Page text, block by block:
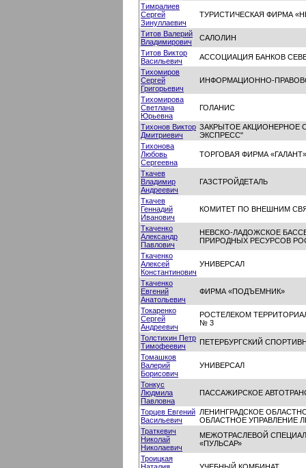
Тимралиев
Сергей
Зинуллаевич
ТУРИСТИЧЕСКАЯ ФИРМА
Титов Валерий
Владимирович
САЛОЛИН
Титов Виктор
Васильевич
АССОЦИАЦИЯ БАНКОВ
Тихомиров
Сергей
Григорьевич
ИНФОРМАЦИОННО-
Тихомирова
Светлана
Юрьевна
ГОЛАНИС
Тихонов Виктор
Дмитриевич
ЗАКРЫТОЕ АКЦИОНЕРНОЕ
ЭКСПРЕСС"
Тихонова
Любовь
Сергеевна
ТОРГОВАЯ ФИРМА «ГАЛАНТ»
Ткачев
Владимир
Андреевич
ГАЗСТРОЙДЕТАЛЬ
Ткачев
Геннадий
Иванович
КОМИТЕТ ПО ВНЕШНИМ
Ткаченко
Александр
Павлович
НЕВСКО-ЛАДОЖСКОЕ
ПРИРОДНЫХ РЕСУРСОВ
Ткаченко
Алексей
Константинович
УНИВЕРСАЛ
Ткаченко
Евгений
Анатольевич
ФИРМА «ПОДЪЕМНИК»
Токаренко
Сергей
Андреевич
РОСТЕЛЕКОМ
№ 3
Толстихин Петр
Тимофеевич
ПЕТЕРБУРГСКИЙ
Томашков
Валерий
Борисович
УНИВЕРСАЛ
Тонкус
Людмила
Павловна
ПАССАЖИРСКОЕ
Торцев Евгений
Васильевич
ЛЕНИНГРАДСКОЕ
ОБЛАСТНОЕ УПРАВЛЕНИЕ
Траткевич
Николай
Николаевич
МЕЖОТРАСЛЕВОЙ
«ПУЛЬСАР»
Троицкая